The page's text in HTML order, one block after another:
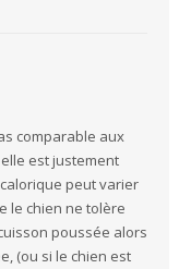
comparable aux
est justement
peut varier
le chien ne tolère
poussée alors
(ou si le chien est